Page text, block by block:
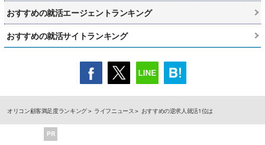
おすすめの就活エージェントランキング
おすすめの就活サイトランキング
オリコン顧客満足度ランキング ライフニュース おすすめの逆求人就活1位は
PR